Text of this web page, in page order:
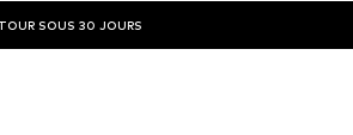
SOUS 30 JOURS